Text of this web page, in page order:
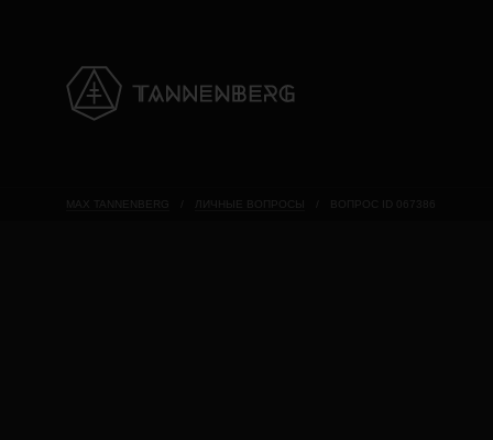
MAX TANNENBERG ЛИЧНЫЕ ВОПРОСЫ ВОПРОС ID 067386